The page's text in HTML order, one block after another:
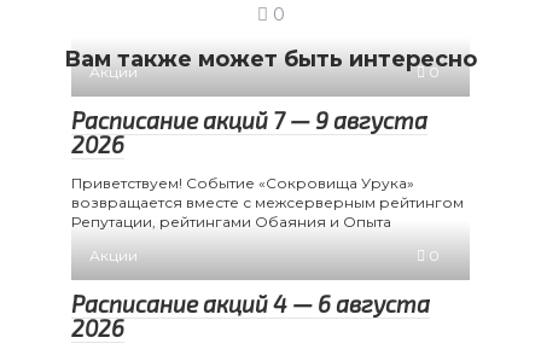
0
Вам также может быть интересно
Акции 0
Расписание акций 7 — 9 августа
2026
Приветствуем! Событие «Сокровища Урука»
возвращается вместе с межсерверным рейтингом
Репутации, рейтингами Обаяния и Опыта
Акции
0
Расписание акций 4 — 6 августа
2026